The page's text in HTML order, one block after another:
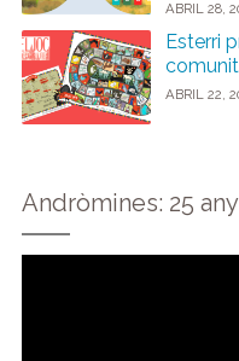
ABRIL 28,
Esterri
ABRIL 22,
Andròmines: 25